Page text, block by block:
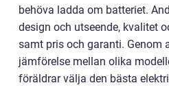
behöva ladda om batteriet.
design och utseende, kvalitet
samt pris och garanti. Genom
jämförelse mellan olika
föräldrar välja den bästa